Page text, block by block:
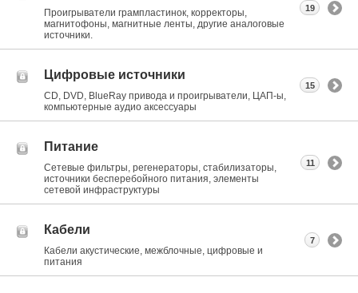
Проигрыватели грампластинок, корректоры,
магнитофоны, магнитные ленты, другие аналоговые
источники.
19
Цифровые источники
CD, DVD, BlueRay привода и проигрыватели, ЦАП-ы,
компьютерные аудио аксессуары
15
Питание
Сетевые фильтры, регенераторы, стабилизаторы,
источники бесперебойного питания, элементы
сетевой инфраструктуры
11
Кабели
Кабели акустические, межблочные, цифровые и
питания
7